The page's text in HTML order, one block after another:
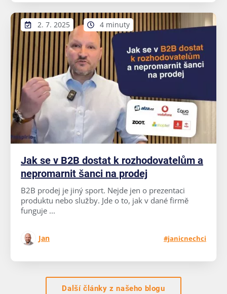
2. 7. 2025 4 minuty
Jak se v B2B dostat k rozhodovatelům a
nepromarnit šanci na prodej
B2B prodej je jiný sport. Nejde jen o prezentaci
produktu nebo služby. Jde o to, jak v dané firmě
funguje ...
Jan #janicnechci
Další články z našeho blogu